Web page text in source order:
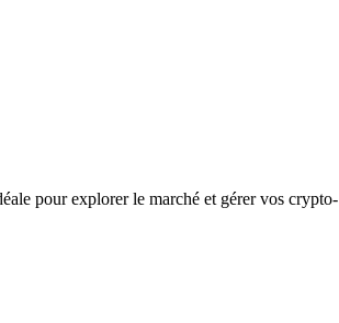
pour explorer le marché et gérer vos crypto-